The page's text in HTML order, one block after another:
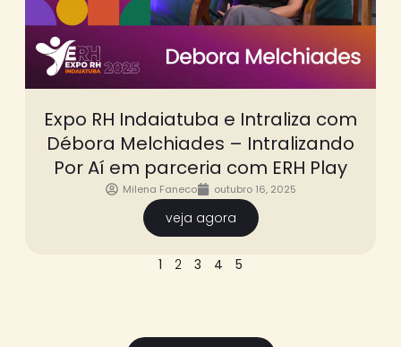
Expo RH Indaiatuba e Intraliza com
Débora Melchiades – Intralizando
Por Aí em parceria com ERH Play
Milena Faneco outubro 16, 2025
veja agora
1 2 3 4 5